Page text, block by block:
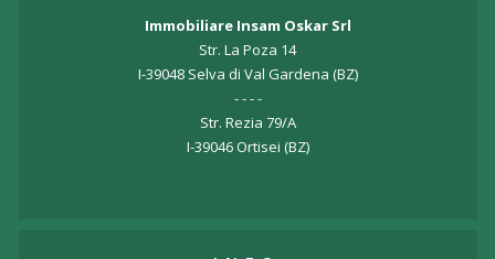
Immobiliare Insam Oskar Srl
Str. La Poza 14
I-39048 Selva di Val Gardena (BZ)
- - - -
Str. Rezia 79/A
I-39046 Ortisei (BZ)